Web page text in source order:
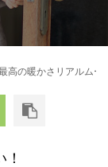
高の暖かさリアルムー